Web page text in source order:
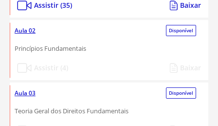
Assistir (35) Baixar
Aula 02 Disponível
Princípios Fundamentais
Aula 03 Disponível
Teoria Geral dos Direitos Fundamentais